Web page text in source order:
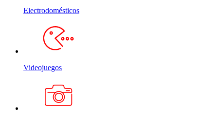
Electrodomésticos
Videojuegos